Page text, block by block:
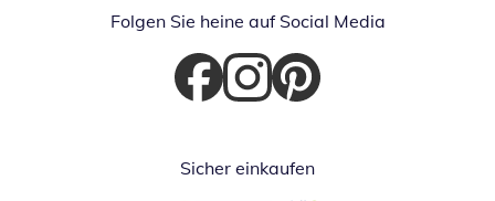
Folgen Sie heine auf Social Media
Öffnet in neuem Fenster
Öffnet in neuem Fenster
Öffnet in neuem Fenster
Sicher einkaufen